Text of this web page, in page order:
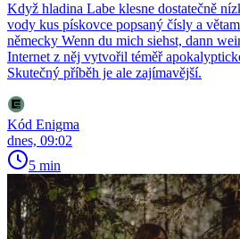
Když hladina Labe klesne dostatečně
vody kus pískovce popsaný čísly a
německy Wenn du mich siehst, dann
Internet z něj vytvořil téměř
Skutečný příběh je ale zajímavější.
Kód Enigma
dnes, 09:02
5 min